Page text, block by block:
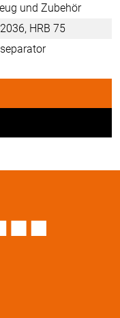
und Zubehör
HRB 75